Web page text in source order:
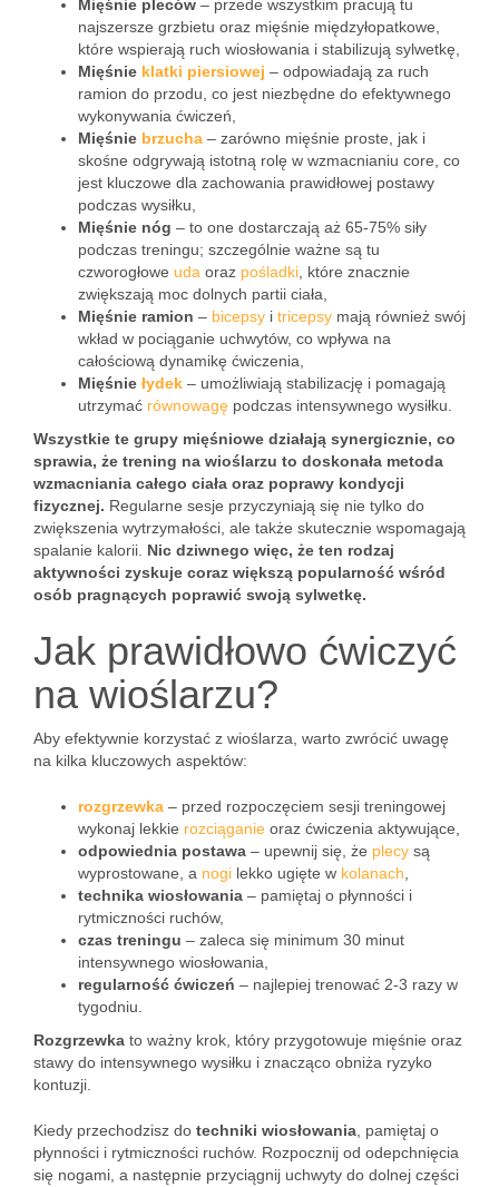
Mięśnie pleców – przede wszystkim pracują tu
najszersze grzbietu oraz mięśnie międzyłopatkowe,
które wspierają ruch wiosłowania i stabilizują sylwetkę,
Mięśnie klatki piersiowej – odpowiadają za ruch
ramion do przodu, co jest niezbędne do efektywnego
wykonywania ćwiczeń,
Mięśnie brzucha – zarówno mięśnie proste, jak i
skośne odgrywają istotną rolę w wzmacnianiu core, co
jest kluczowe dla zachowania prawidłowej postawy
podczas wysiłku,
Mięśnie nóg – to one dostarczają aż 65-75% siły
podczas treningu; szczególnie ważne są tu
czworogłowe uda oraz pośladki , które znacznie
zwiększają moc dolnych partii ciała,
Mięśnie ramion – bicepsy i tricepsy mają również swój
wkład w pociąganie uchwytów, co wpływa na
całościową dynamikę ćwiczenia,
Mięśnie łydek – umożliwiają stabilizację i pomagają
utrzymać równowagę podczas intensywnego wysiłku.
Wszystkie te grupy mięśniowe działają synergicznie, co
sprawia, że trening na wioślarzu to doskonała metoda
wzmacniania całego ciała oraz poprawy kondycji
fizycznej. Regularne sesje przyczyniają się nie tylko do
zwiększenia wytrzymałości, ale także skutecznie wspomagają
spalanie kalorii. Nic dziwnego więc, że ten rodzaj
aktywności zyskuje coraz większą popularność wśród
osób pragnących poprawić swoją sylwetkę.
Jak prawidłowo ćwiczyć
na wioślarzu?
Aby efektywnie korzystać z wioślarza, warto zwrócić uwagę
na kilka kluczowych aspektów:
rozgrzewka – przed rozpoczęciem sesji treningowej
wykonaj lekkie rozciąganie oraz ćwiczenia aktywujące,
odpowiednia postawa – upewnij się, że plecy są
wyprostowane, a nogi lekko ugięte w kolanach
technika wiosłowania – pamiętaj o płynności i
rytmiczności ruchów,
czas treningu – zaleca się minimum 30 minut
intensywnego wiosłowania,
regularność ćwiczeń – najlepiej trenować 2-3 razy w
tygodniu.
Rozgrzewka to ważny krok, który przygotowuje mięśnie oraz
stawy do intensywnego wysiłku i znacząco obniża ryzyko
kontuzji.
Kiedy przechodzisz do techniki wiosłowania , pamiętaj o
płynności i rytmiczności ruchów. Rozpocznij od odepchnięcia
się nogami, a następnie przyciągnij uchwyty do dolnej części